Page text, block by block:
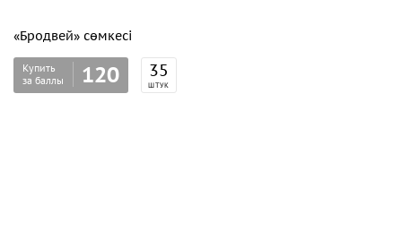
«Бродвей» сөмкесі
Купить
за баллы
120 35
ШТУК